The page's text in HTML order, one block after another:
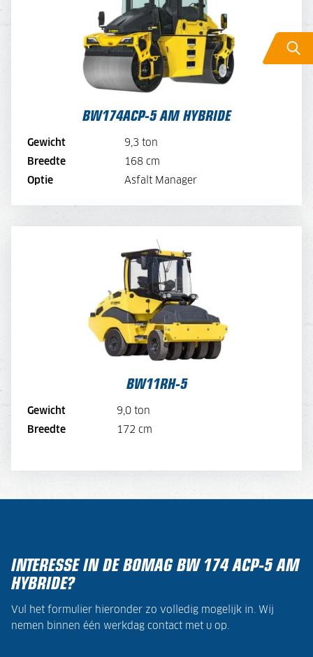
BW174ACP-5 AM HYBRIDE
Gewicht
9,3 ton
Breedte
168 cm
Optie
Asfalt Manager
300,-
DAGPRIJS PER WEEK
240,-
DAGPRIJS PER MAAND
180,-
DIRECT AANVRAGEN
BW11RH-5
Gewicht
9,0 ton
Breedte
172 cm
BW11RH-5
180,-
144,-
DAGPRIJS PER MAAND
108,-
BEKIJK MACHINE
INTERESSE IN DE BOMAG BW 174 ACP-5 AM
HYBRIDE?
Vul het formulier hieronder zo volledig mogelijk in. Wij
nemen binnen één werkdag contact met u op.